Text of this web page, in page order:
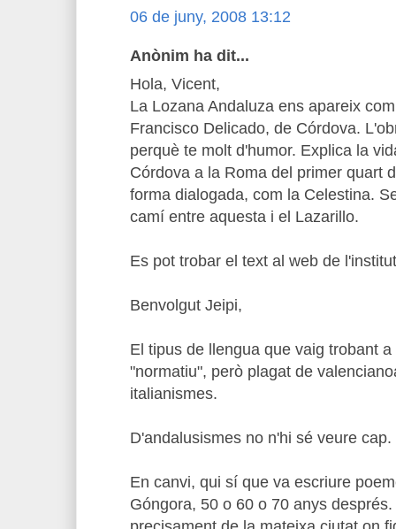
06 de juny, 2008 13:12
Anònim ha dit...
Hola, Vicent,
La Lozana Andaluza ens apareix
Francisco Delicado, de Córdova.
perquè te molt d'humor. Explica la
Córdova a la Roma del primer quart
forma dialogada, com la Celestina.
camí entre aquesta i el Lazarillo.
Es pot trobar el text al web de
Benvolgut Jeipi,
El tipus de llengua que vaig trobant
"normatiu", però plagat de
italianismes.
D'andalusismes no n'hi sé veure cap.
En canvi, qui sí que va escriure
Góngora, 50 o 60 o 70 anys